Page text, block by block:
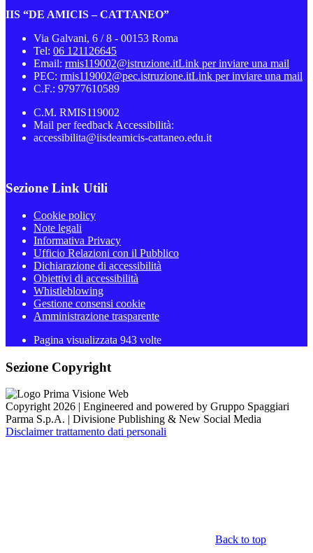
IIS “DE AMICIS – CATTANEO”
Via Galvani, 6 / 8 - 00153 Roma
Tel: 06 121126645
Email: rmis119002@istruzione.itLink per inviare una mail
PEC: rmis119002@pec.istruzione.itLink per inviare una mail
C.F.: 97977610589
C.M. RMIS119002
Mail per feedback Accessibilità:
accessibilita@iisdeamicis-cattaneo.edu.it
Sezione Link Utili
Cookie policy
Note legali
Informativa Privacy
Ufficio Relazioni con il Pubblico
Dichiarazione di accessibilità
Obiettivi di accessibilità
Whistleblowing
Gestione consensi cookie
Amministrazione trasparente
Pagina visualizzata 943 volte
Sezione Copyright
Copyright 2026 | Engineered and powered by Gruppo Spaggiari
Parma S.p.A. | Divisione Publishing & New Social Media
Disclaimer trattamento dati personali
Back to top